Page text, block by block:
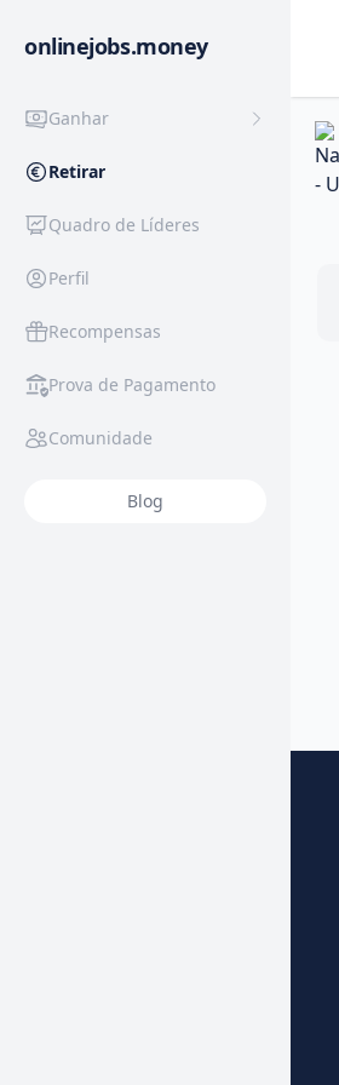
onlinejobs.money
Ganhar
Retirar
Quadro de Líderes
Perfil
Recompensas
Prova de Pagamento
Comunidade
Blog